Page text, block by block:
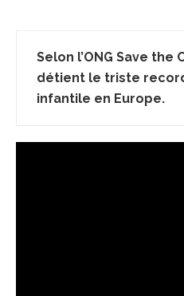
Selon l’ONG Save the
détient le triste
infantile en Europe.